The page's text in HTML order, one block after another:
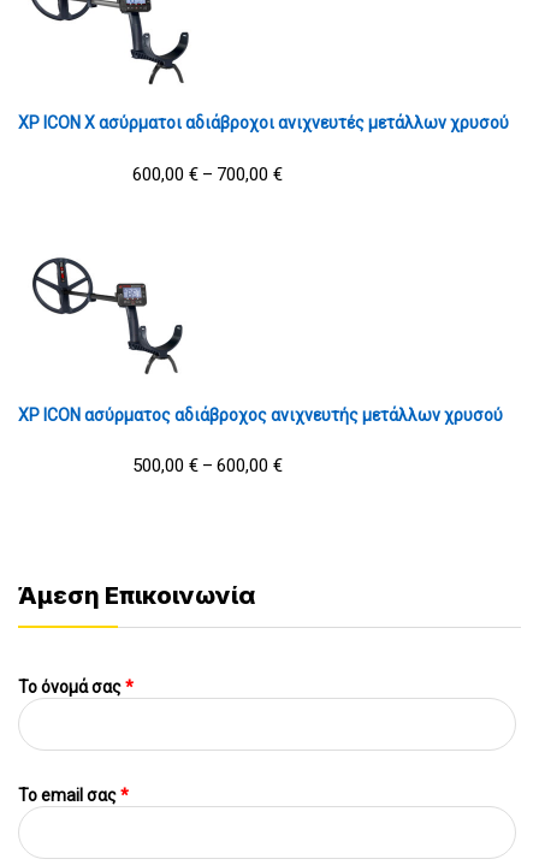
XP ICON X ασύρματοι αδιάβροχοι ανιχνευτές μετάλλων χρυσού
600,00 € – 700,00 €
XP ICON ασύρματος αδιάβροχος ανιχνευτής μετάλλων χρυσού
500,00 € – 600,00 €
Άμεση Επικοινωνία
Το όνομά σας*
To email σας*